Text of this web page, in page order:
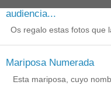
audiencia...
Os regalo estas fotos que
Mariposa Numerada
Esta mariposa, cuyo